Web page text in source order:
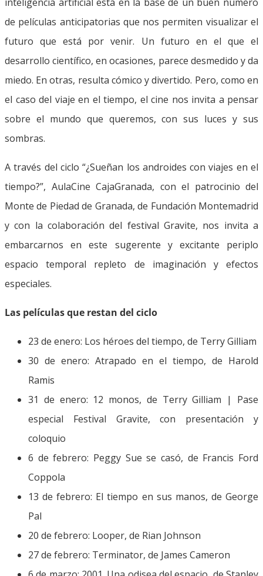
de películas anticipatorias que nos permiten visualizar el
futuro que está por venir. Un futuro en el que el
desarrollo científico, en ocasiones, parece desmedido y da
miedo. En otras, resulta cómico y divertido. Pero, como en
el caso del viaje en el tiempo, el cine nos invita a pensar
sobre el mundo que queremos, con sus luces y sus
sombras.
A través del ciclo “¿Sueñan los androides con viajes en el
tiempo?”, AulaCine CajaGranada, con el patrocinio del
Monte de Piedad de Granada, de Fundación Montemadrid
y con la colaboración del festival Gravite, nos invita a
embarcarnos en este sugerente y excitante periplo
espacio temporal repleto de imaginación y efectos
especiales.
Las películas que restan del ciclo
23 de enero: Los héroes del tiempo, de Terry Gilliam
30 de enero: Atrapado en el tiempo, de Harold
Ramis
31 de enero: 12 monos, de Terry Gilliam | Pase
especial Festival Gravite, con presentación y
coloquio
6 de febrero: Peggy Sue se casó, de Francis Ford
Coppola
13 de febrero: El tiempo en sus manos, de George
Pal
20 de febrero: Looper, de Rian Johnson
27 de febrero: Terminator, de James Cameron